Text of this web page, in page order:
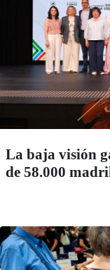
La baja visión
de 58.000